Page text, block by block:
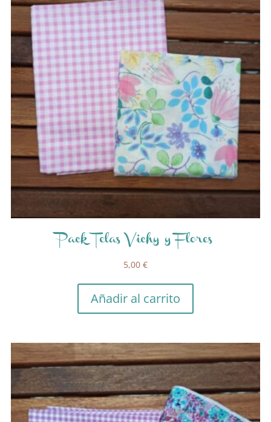
Pack Telas Vichy y Flores
5,00 €
Añadir al carrito